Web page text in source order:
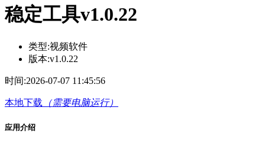
稳定工具v1.0.22
类型:视频软件
版本:v1.0.22
时间:2026-07-07 11:45:56
本地下载 （需要电脑运行）
应用介绍